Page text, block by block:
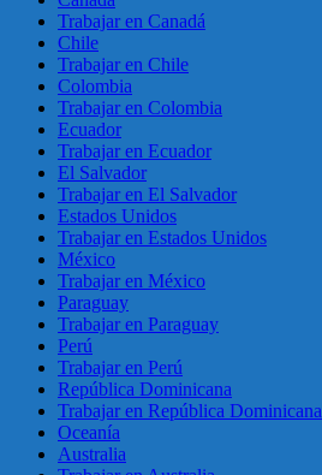
Trabajar en Canadá
Chile
Trabajar en Chile
Colombia
Trabajar en Colombia
Ecuador
Trabajar en Ecuador
El Salvador
Trabajar en El Salvador
Estados Unidos
Trabajar en Estados Unidos
México
Trabajar en México
Paraguay
Trabajar en Paraguay
Perú
Trabajar en Perú
República Dominicana
Trabajar en República Dominicana
Oceanía
Australia